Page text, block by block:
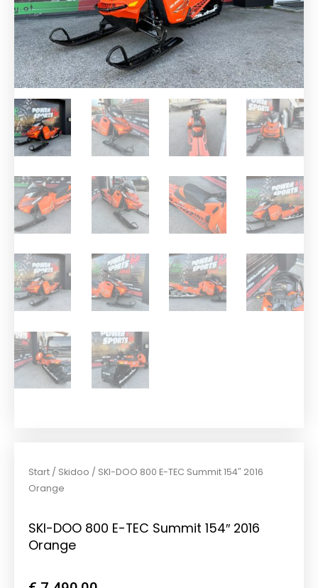
Start / Skidoo / SKI-DOO 800 E-TEC Summit 154″ 2016
Orange
SKI-DOO 800 E-TEC Summit 154″ 2016
Orange